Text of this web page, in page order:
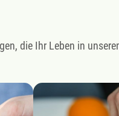
die Ihr Leben in